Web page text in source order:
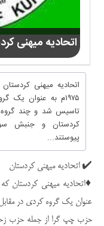
اتحادیه میهنی
اتحادیه میهنی
۱۹۷۵م به عنوان
تاسیس شد و چند
کردستان و جنبش
پیوستند...
✔️ اتحادیه میهنی کردستان
عنوان یک گروه کردی در
حزب چپ گرا از جمله حزب